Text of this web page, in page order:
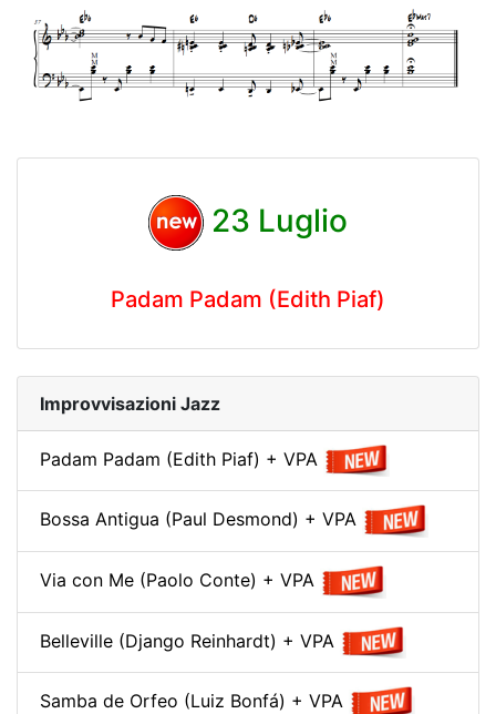
23 Luglio
Padam Padam (Edith Piaf)
Improvvisazioni Jazz
Padam Padam (Edith Piaf) + VPA
Bossa Antigua (Paul Desmond) + VPA
Via con Me (Paolo Conte) + VPA
Belleville (Django Reinhardt) + VPA
Samba de Orfeo (Luiz Bonfá) + VPA